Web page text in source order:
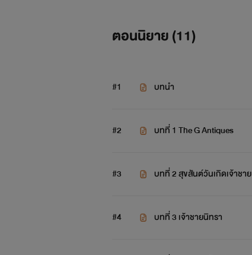
ตอนนิยาย (11)
#1 บทนำ
#2 บทที่ 1 The G Antiques
#3 บทที่ 2 สุขสันต์วันเกิดเจ้าชาย
#4 บทที่ 3 เจ้าชายนิทรา